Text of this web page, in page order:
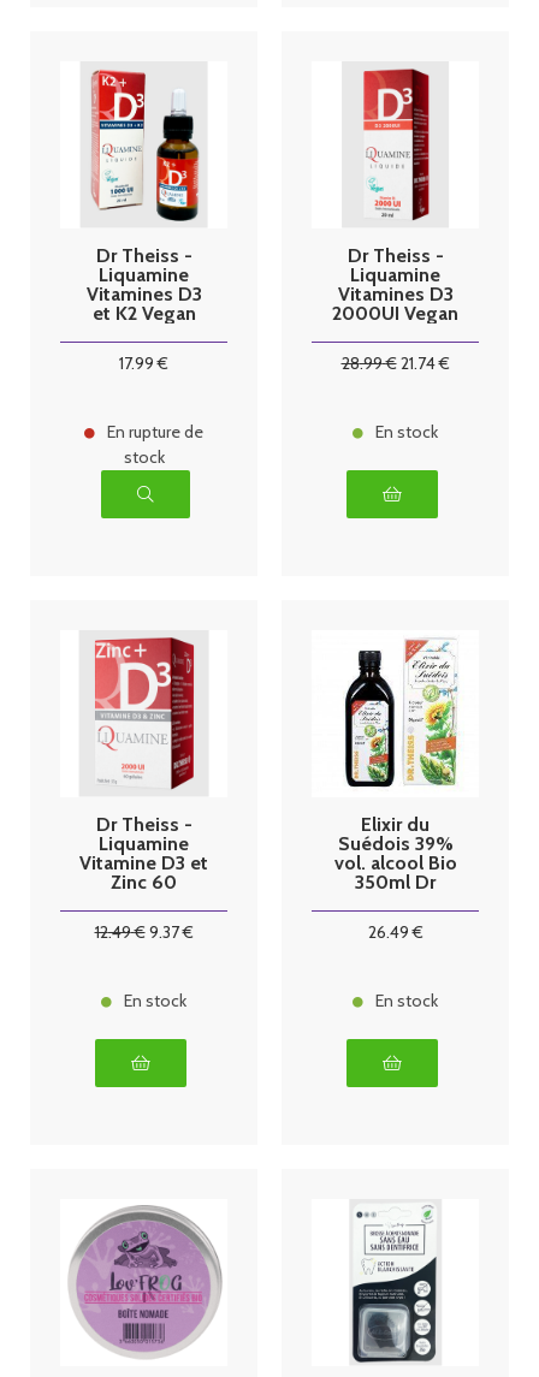
Dr Theiss -
Liquamine
Vitamines D3
et K2 Vegan
17.99 €
En rupture de
stock
Dr Theiss -
Liquamine
Vitamines D3
2000UI Vegan
28.99€21.74€
En stock
Dr Theiss -
Liquamine
Vitamine D3 et
Zinc 60
12.49€9.37€
En stock
Elixir du
Suédois 39%
vol. alcool Bio
350ml Dr
26.49€
En stock